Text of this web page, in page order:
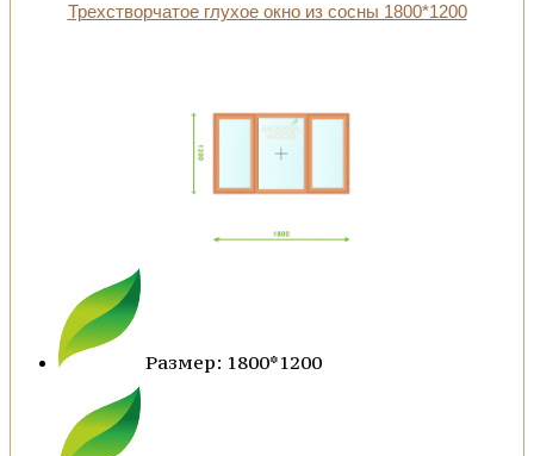
Трехстворчатое глухое окно из сосны 1800*1200
Размер: 1800*1200